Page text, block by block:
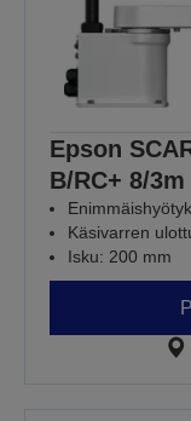
Epson
B/RC+ 8/3m
Käsivarren
Isku: 200 mm